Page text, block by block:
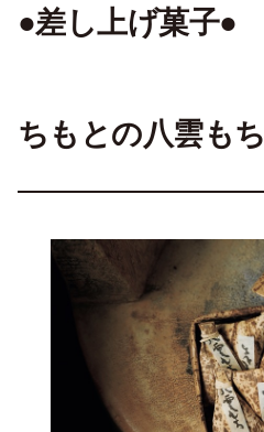
●差し上げ菓子●
ちもとの八雲もち